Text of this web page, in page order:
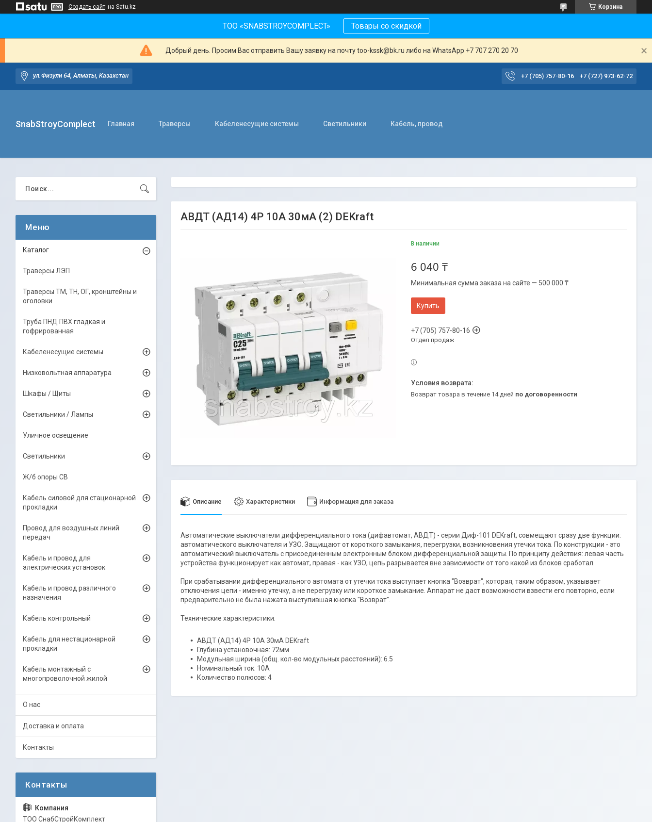
Создать сайт на Satu.kz Корзина
ТОО «SNABSTROYCOMPLECT» Товары со скидкой
Добрый день. Просим Вас отправить Вашу заявку на почту too-kssk@bk.ru либо на WhatsApp +7 707 270 20 70
ул.Физули 64, Алматы, Казахстан +7 (705) 757-80-16 +7 (727) 973-62-72
SnabStroyComplect Главная Траверсы Кабеленесущие системы Светильники Кабель, провод
АВДТ (АД14) 4P 10А 30мА (2) DEKraft
В наличии
6 040 ₸
Минимальная сумма заказа на сайте — 500 000 ₸
Купить
+7 (705) 757-80-16
Отдел продаж
возврат товара в течение 14 дней по договоренности
Описание Характеристики Информация для заказа
Автоматические выключатели дифференциального тока (дифавтомат, АВДТ) - серии Диф-101 DEKraft, совмещают сразу две функции:
автоматического выключателя и УЗО. Защищают от короткого замыкания, перегрузки, возникновения утечки тока. По конструкции - это
автоматический выключатель с присоединённым электронным блоком дифференциальной защиты. По принципу действия: левая часть
устройства функционирует как автомат, правая - как УЗО, цепь разрывается вне зависимости от того какой из блоков сработал.
При срабатывании дифференциального автомата от утечки тока выступает кнопка "Возврат", которая, таким образом, указывает
отключения цепи - именно утечку, а не перегрузку или короткое замыкание. Аппарат не даст возможности взвести его повторно, если
предварительно не была нажата выступившая кнопка "Возврат".
Технические характеристики:
АВДТ (АД14) 4P 10А 30мА DEKraft
Глубина установочная: 72мм
Модульная ширина (общ. кол-во модульных расстояний): 6.5
Номинальный ток: 10А
Количество полюсов: 4
Каталог
Траверсы ЛЭП
Траверсы ТМ, ТН, ОГ, кронштейны и
оголовки
Труба ПНД ПВХ гладкая и
гофрированная
Кабеленесущие системы
Низковольтная аппаратура
Шкафы / Щиты
Светильники / Лампы
Уличное освещение
Светильники
Ж/б опоры СВ
Кабель силовой для стационарной
прокладки
Провод для воздушных линий
передач
Кабель и провод для
электрических установок
Кабель и провод различного
назначения
Кабель контрольный
Кабель для нестационарной
прокладки
Кабель монтажный с
многопроволочной жилой
О нас
Доставка и оплата
Контакты
ТОО СнабСтройКомплект